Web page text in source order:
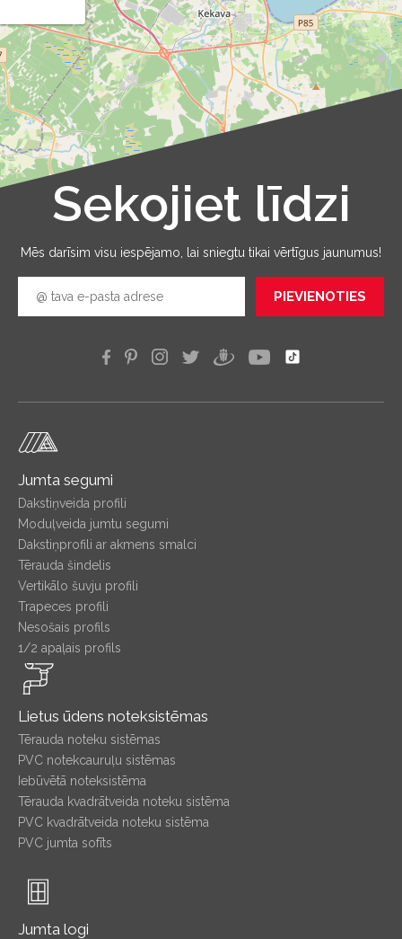
Sekojiet līdzi
Mēs darīsim visu iespējamo, lai sniegtu tikai vērtīgus jaunumus!
PIEVIENOTIES
Jumta segumi
Dakstiņveida profili
Moduļveida jumtu segumi
Dakstiņprofili ar akmens smalci
Tērauda šindelis
Vertikālo šuvju profili
Trapeces profili
Nesošais profils
1/2 apaļais profils
Lietus ūdens noteksistēmas
Tērauda noteku sistēmas
PVC notekcauruļu sistēmas
Iebūvētā noteksistēma
Tērauda kvadrātveida noteku sistēma
PVC kvadrātveida noteku sistēma
PVC jumta sofīts
Jumta logi